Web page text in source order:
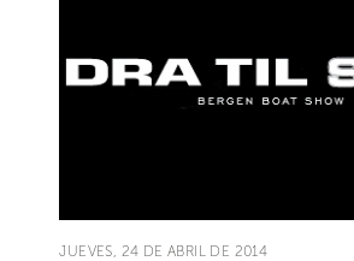
JUEVES, 24 DE ABRIL DE 2014